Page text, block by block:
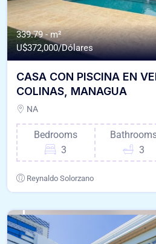
339.79 - m²
U$372,000/Dólares
CASA CON PISCINA EN
COLINAS, MANAGUA
NA
Bedrooms
3
3
Reynaldo Solorzano